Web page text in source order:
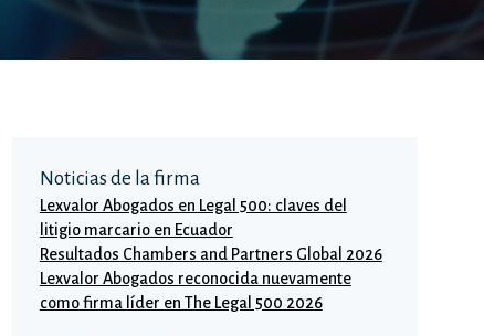
Noticias de la firma
Lexvalor Abogados en Legal 500: claves del
litigio marcario en Ecuador
Resultados Chambers and Partners Global 2026
Lexvalor Abogados reconocida nuevamente
como firma líder en The Legal 500 2026